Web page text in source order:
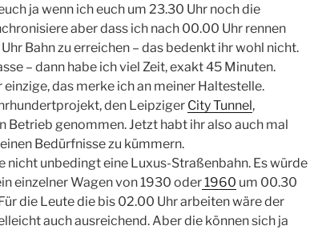
ja wenn ich euch um 23.30 Uhr noch die
aber dass ich nach 00.00 Uhr rennen
Bahn zu erreichen – das bedenkt ihr wohl nicht.
– dann habe ich viel Zeit, exakt 45 Minuten.
einzige, das merke ich an meiner Haltestelle.
den Leipziger City Tunnel,
Betrieb genommen. Jetzt habt ihr also auch mal
Bedürfnisse zu kümmern.
nicht unbedingt eine Luxus-Straßenbahn. Es würde
einzelner Wagen von 1930 oder1960 um 00.30
die Leute die bis 02.00 Uhr arbeiten wäre der
auch ausreichend. Aber die können sich ja